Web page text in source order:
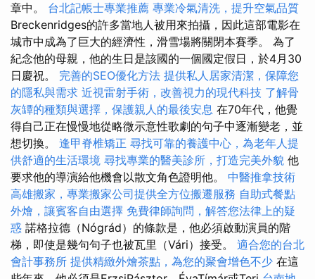
章中。 台北記帳士專業推薦 專業冷氣清洗，提升空氣品質
Breckenridges的許多當地人被用來拍攝，因此這部電影在
城市中成為了巨大的經濟性，滑雪場將關閉本賽季。 為了
紀念他的母親，他的生日是該國的一個國定假日，於4月30
日慶祝。 完善的SEO優化方法 提供私人居家清潔，保障您
的隱私與需求 近視雷射手術，改善視力的現代科技 了解骨
灰罈的種類與選擇，保護親人的最後安息 在70年代，他覺
得自己正在慢慢地從略微示意性歌劇的句子中逐漸變老，並​​
想切換。 逢甲脊椎矯正 尋找可靠的養護中心，為老年人提
供舒適的生活環境 尋找專業的醫美診所，打造完美外貌 他
要求他的導演給他機會以散文角色證明他。 中醫推拿技術
高雄搬家，專業搬家公司提供全方位搬遷服務 自助式餐點
外燴，讓賓客自由選擇 免費律師詢問，解答您法律上的疑
惑 諾格拉德（Nógrád）的條款是，他必須啟動演員的階
梯，即使是幾句句子也被瓦里（Vári）接受。 適合您的台北
會計事務所 提供精緻外燴茶點，為您的聚會增色不少 在這